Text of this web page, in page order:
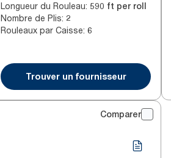
Longueur du Rouleau: 590 ft per roll
Nombre de Plis: 2
Rouleaux par Caisse: 6
Trouver un fournisseur
Comparer